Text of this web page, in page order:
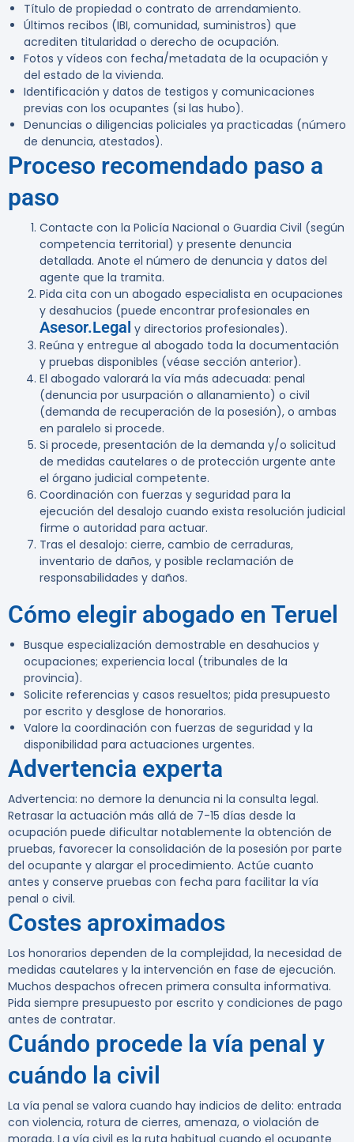
Título de propiedad o contrato de arrendamiento.
Últimos recibos (IBI, comunidad, suministros) que
acrediten titularidad o derecho de ocupación.
Fotos y vídeos con fecha/metadata de la ocupación y
del estado de la vivienda.
Identificación y datos de testigos y comunicaciones
previas con los ocupantes (si las hubo).
Denuncias o diligencias policiales ya practicadas (número
de denuncia, atestados).
Proceso recomendado paso a
paso
Contacte con la Policía Nacional o Guardia Civil (según
competencia territorial) y presente denuncia
detallada. Anote el número de denuncia y datos del
agente que la tramita.
Pida cita con un abogado especialista en ocupaciones
y desahucios (puede encontrar profesionales en
Asesor.Legal y directorios profesionales).
Reúna y entregue al abogado toda la documentación
y pruebas disponibles (véase sección anterior).
El abogado valorará la vía más adecuada: penal
(denuncia por usurpación o allanamiento) o civil
(demanda de recuperación de la posesión), o ambas
en paralelo si procede.
Si procede, presentación de la demanda y/o solicitud
de medidas cautelares o de protección urgente ante
el órgano judicial competente.
Coordinación con fuerzas y seguridad para la
ejecución del desalojo cuando exista resolución judicial
firme o autoridad para actuar.
Tras el desalojo: cierre, cambio de cerraduras,
inventario de daños, y posible reclamación de
responsabilidades y daños.
Cómo elegir abogado en Teruel
Busque especialización demostrable en desahucios y
ocupaciones; experiencia local (tribunales de la
provincia).
Solicite referencias y casos resueltos; pida presupuesto
por escrito y desglose de honorarios.
Valore la coordinación con fuerzas de seguridad y la
disponibilidad para actuaciones urgentes.
Advertencia experta
Advertencia: no demore la denuncia ni la consulta legal.
Retrasar la actuación más allá de 7-15 días desde la
ocupación puede dificultar notablemente la obtención de
pruebas, favorecer la consolidación de la posesión por parte
del ocupante y alargar el procedimiento. Actúe cuanto
antes y conserve pruebas con fecha para facilitar la vía
penal o civil.
Costes aproximados
Los honorarios dependen de la complejidad, la necesidad de
medidas cautelares y la intervención en fase de ejecución.
Muchos despachos ofrecen primera consulta informativa.
Pida siempre presupuesto por escrito y condiciones de pago
antes de contratar.
Cuándo procede la vía penal y
cuándo la civil
La vía penal se valora cuando hay indicios de delito: entrada
con violencia, rotura de cierres, amenaza, o violación de